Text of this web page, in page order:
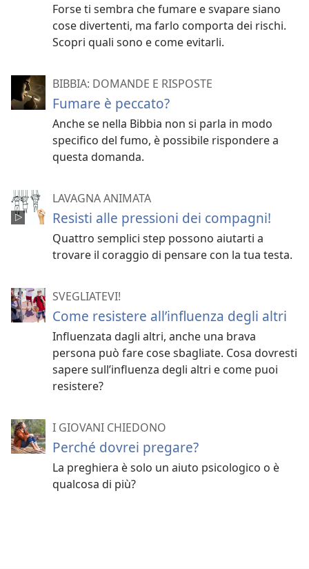
Forse ti sembra che fumare e svapare siano
cose divertenti, ma farlo comporta dei rischi.
Scopri quali sono e come evitarli.
BIBBIA: DOMANDE E RISPOSTE
Fumare è peccato?
Anche se nella Bibbia non si parla in modo
specifico del fumo, è possibile rispondere a
questa domanda.
LAVAGNA ANIMATA
Resisti alle pressioni dei compagni!
Quattro semplici step possono aiutarti a
trovare il coraggio di pensare con la tua testa.
SVEGLIATEVI!
Come resistere all’influenza degli altri
Influenzata dagli altri, anche una brava
persona può fare cose sbagliate. Cosa dovresti
sapere sull’influenza degli altri e come puoi
resistere?
I GIOVANI CHIEDONO
Perché dovrei pregare?
La preghiera è solo un aiuto psicologico o è
qualcosa di più?